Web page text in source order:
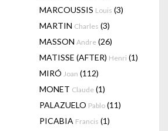
MARCOUSSIS Louis (3)
MARTIN Charles (3)
MASSON Andre (26)
MATISSE (AFTER) Henri (1)
MIRÓ Joan (112)
MONET Claude (1)
PALAZUELO Pablo (11)
PICABIA Francis (1)